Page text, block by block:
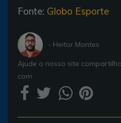
Fonte: Globo Esporte
- Heitor Montes
Ajude o nosso site
com